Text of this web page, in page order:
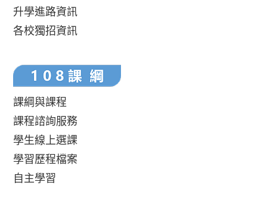
升學進路資訊
各校獨招資訊
課綱與課程
課程諮詢服務
學生線上選課
學習歷程檔案
自主學習